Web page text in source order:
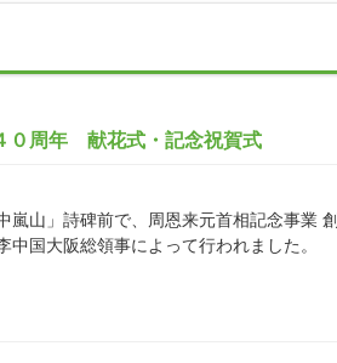
０周年 献花式・記念祝賀式
嵐山」詩碑前で、周恩来元首相記念事業 創
国大阪総領事によって行われました。